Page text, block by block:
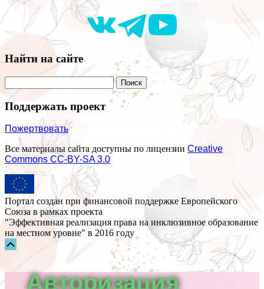
Найти на сайте
Поддержать проект
Пожертвовать
Все материалы сайта доступны по лицензии Creative
Commons СС-BY-SA 3.0
Портал создан при финансовой поддержке Европейского
Союза в рамках проекта
"Эффективная реализация права на инклюзивное образование
на местном уровне" в 2016 году
Авторизация